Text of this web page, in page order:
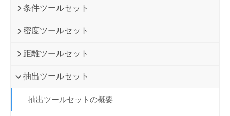
条件ツールセット
密度ツールセット
距離ツールセット
抽出ツールセット
抽出ツールセットの概要